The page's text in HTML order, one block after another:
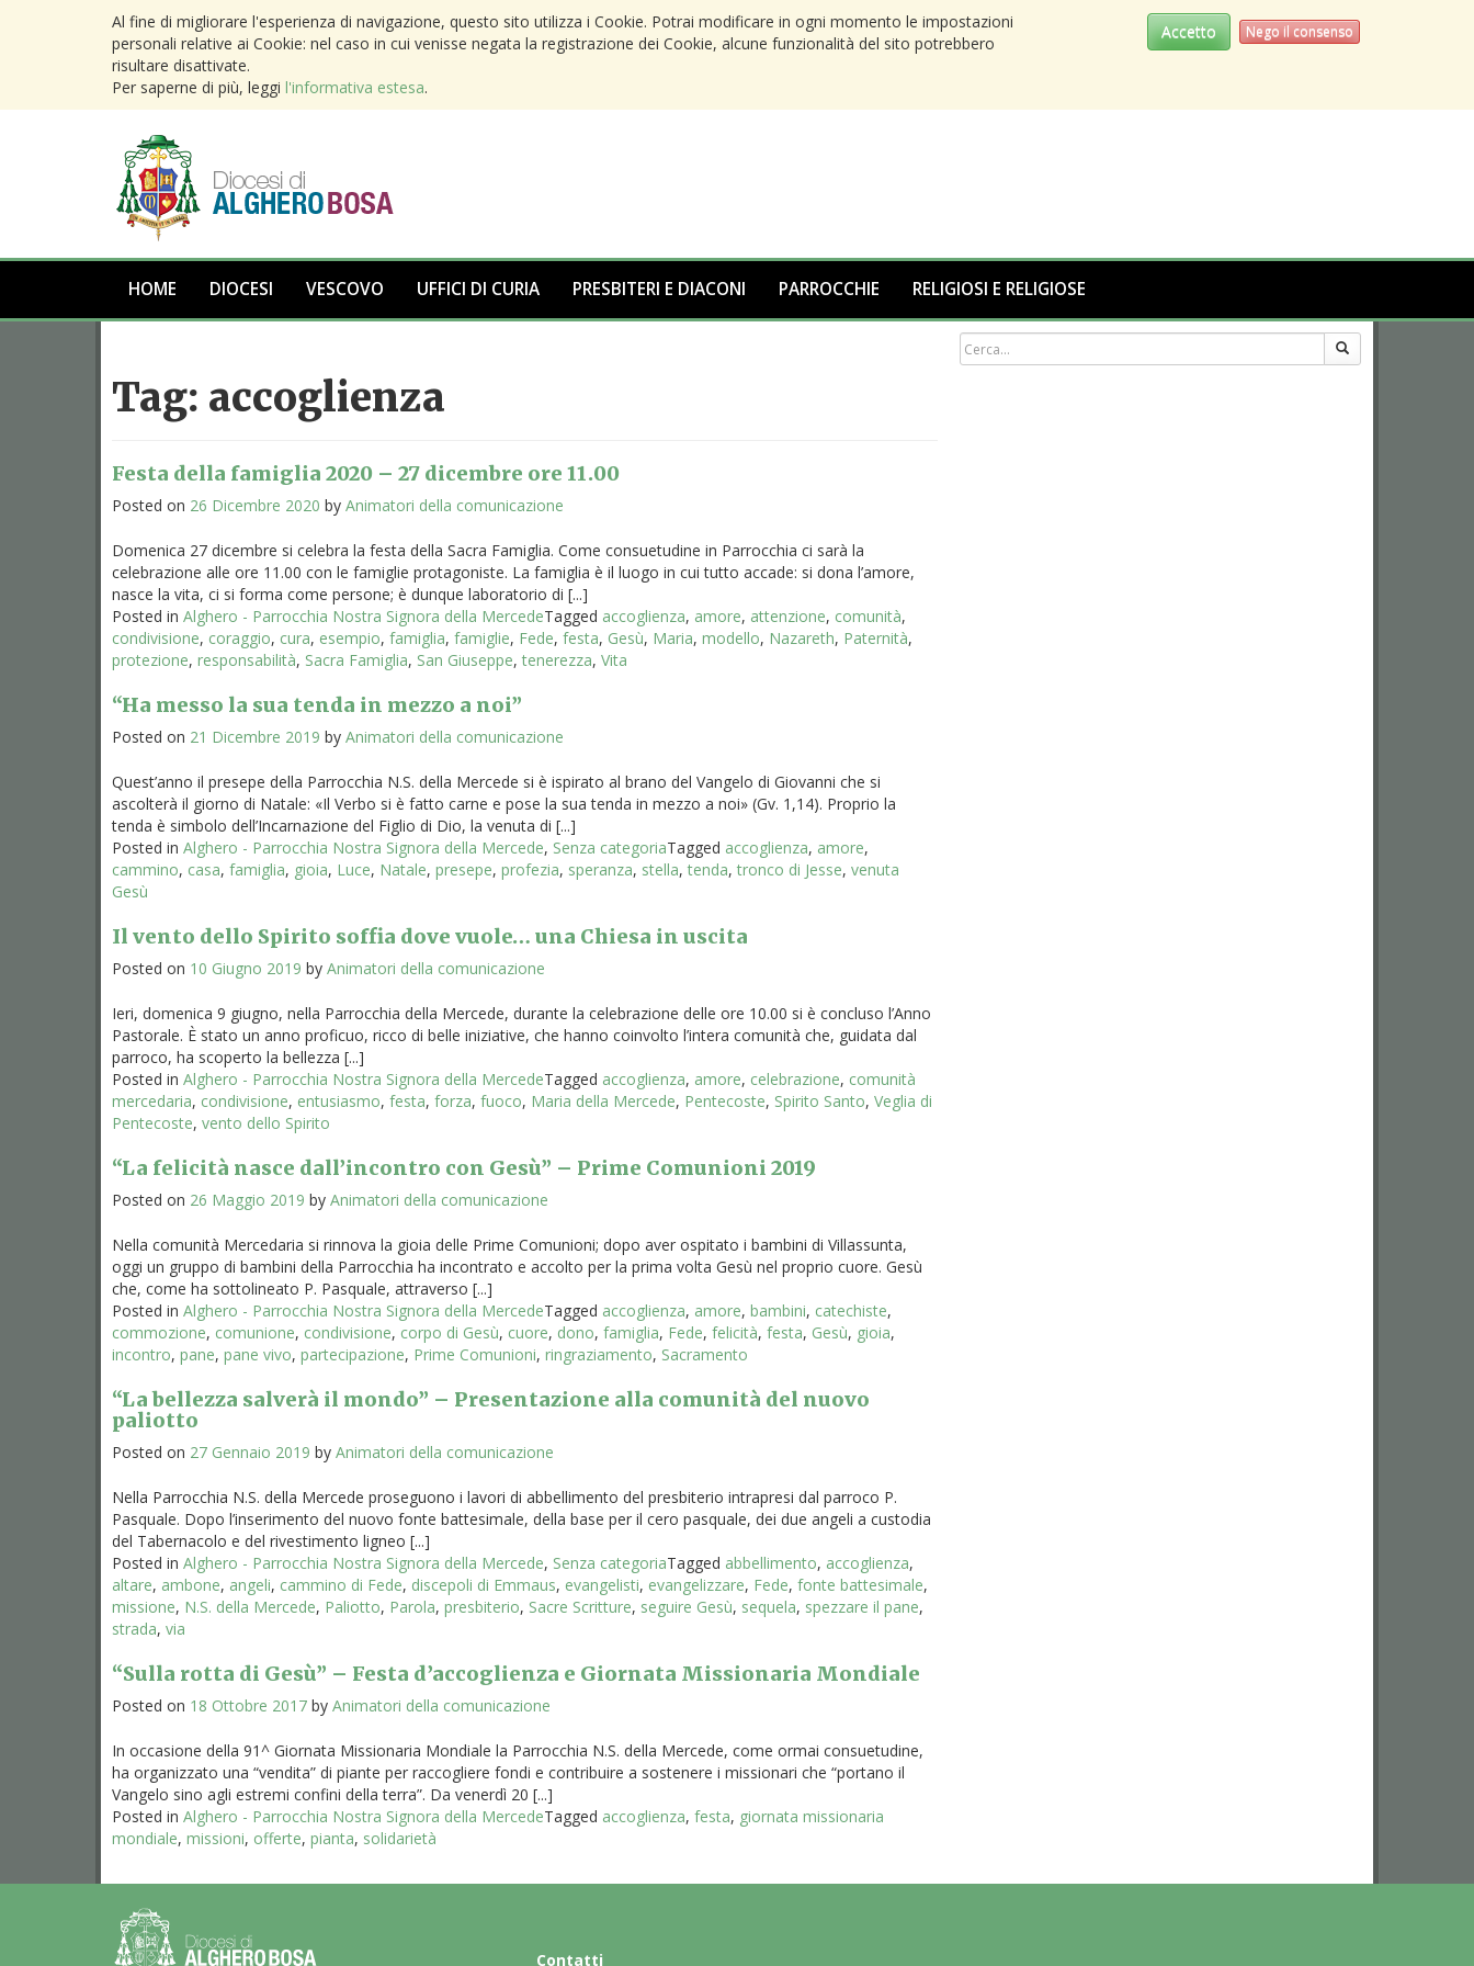
Al fine di migliorare l'esperienza di navigazione, questo sito utilizza i Cookie. Potrai modificare in ogni momento le impostazioni
personali relative ai Cookie: nel caso in cui venisse negata la registrazione dei Cookie, alcune funzionalità del sito potrebbero
risultare disattivate.
Per saperne di più, leggi l'informativa estesa.
Accetto Nego il consenso
HOME DIOCESI VESCOVO UFFICI DI CURIA PRESBITERI E DIACONI PARROCCHIE RELIGIOSI E RELIGIOSE
Tag: accoglienza
Festa della famiglia 2020 – 27 dicembre ore 11.00
Posted on 26 Dicembre 2020 by Animatori della comunicazione
Domenica 27 dicembre si celebra la festa della Sacra Famiglia. Come consuetudine in Parrocchia ci sarà la
celebrazione alle ore 11.00 con le famiglie protagoniste. La famiglia è il luogo in cui tutto accade: si dona l’amore,
nasce la vita, ci si forma come persone; è dunque laboratorio di [...]
Posted in Alghero - Parrocchia Nostra Signora della MercedeTagged accoglienza, amore, attenzione, comunità,
condivisione, coraggio, cura, esempio, famiglia, famiglie, Fede, festa, Gesù, Maria, modello, Nazareth, Paternità,
protezione, responsabilità, Sacra Famiglia, San Giuseppe,tenerezza, Vita
“Ha messo la sua tenda in mezzo a noi”
Posted on 21 Dicembre 2019 by Animatori della comunicazione
Quest’anno il presepe della Parrocchia N.S. della Mercede si è ispirato al brano del Vangelo di Giovanni che si
ascolterà il giorno di Natale: «Il Verbo si è fatto carne e pose la sua tenda in mezzo a noi» (Gv. 1,14). Proprio la
tenda è simbolo dell’Incarnazione del Figlio di Dio, la venuta di [...]
Posted in Alghero - Parrocchia Nostra Signora della Mercede, Senza categoriaTagged accoglienza, amore,
cammino, casa, famiglia, gioia, Luce, Natale, presepe, profezia, speranza, stella,tenda,tronco di Jesse, venuta
Gesù
Il vento dello Spirito soffia dove vuole… una Chiesa in uscita
Posted on 10 Giugno 2019 by Animatori della comunicazione
Ieri, domenica 9 giugno, nella Parrocchia della Mercede, durante la celebrazione delle ore 10.00 si è concluso l’Anno
Pastorale. È stato un anno proficuo, ricco di belle iniziative, che hanno coinvolto l’intera comunità che, guidata dal
parroco, ha scoperto la bellezza [...]
Posted in Alghero - Parrocchia Nostra Signora della MercedeTagged accoglienza, amore, celebrazione, comunità
mercedaria, condivisione, entusiasmo, festa, forza, fuoco, Maria della Mercede, Pentecoste, Spirito Santo, Veglia di
Pentecoste, vento dello Spirito
“La felicità nasce dall’incontro con Gesù” – Prime Comunioni 2019
Posted on 26 Maggio 2019 by Animatori della comunicazione
Nella comunità Mercedaria si rinnova la gioia delle Prime Comunioni; dopo aver ospitato i bambini di Villassunta,
oggi un gruppo di bambini della Parrocchia ha incontrato e accolto per la prima volta Gesù nel proprio cuore. Gesù
che, come ha sottolineato P. Pasquale, attraverso [...]
Posted in Alghero - Parrocchia Nostra Signora della MercedeTagged accoglienza, amore, bambini, catechiste,
commozione, comunione, condivisione, corpo di Gesù, cuore, dono, famiglia, Fede, felicità, festa, Gesù, gioia,
incontro, pane, pane vivo, partecipazione, Prime Comunioni, ringraziamento, Sacramento
“La bellezza salverà il mondo” – Presentazione alla comunità del nuovo
paliotto
Posted on 27 Gennaio 2019 by Animatori della comunicazione
Nella Parrocchia N.S. della Mercede proseguono i lavori di abbellimento del presbiterio intrapresi dal parroco P.
Pasquale. Dopo l’inserimento del nuovo fonte battesimale, della base per il cero pasquale, dei due angeli a custodia
del Tabernacolo e del rivestimento ligneo [...]
Posted in Alghero - Parrocchia Nostra Signora della Mercede, Senza categoriaTagged abbellimento, accoglienza,
altare, ambone, angeli, cammino di Fede, discepoli di Emmaus, evangelisti, evangelizzare, Fede, fonte battesimale,
missione, N.S. della Mercede, Paliotto, Parola, presbiterio, Sacre Scritture, seguire Gesù, sequela, spezzare il pane,
strada, via
“Sulla rotta di Gesù” – Festa d’accoglienza e Giornata Missionaria Mondiale
Posted on 18 Ottobre 2017 by Animatori della comunicazione
In occasione della 91^ Giornata Missionaria Mondiale la Parrocchia N.S. della Mercede, come ormai consuetudine,
ha organizzato una “vendita” di piante per raccogliere fondi e contribuire a sostenere i missionari che “portano il
Vangelo sino agli estremi confini della terra”. Da venerdì 20 [...]
Posted in Alghero - Parrocchia Nostra Signora della MercedeTagged accoglienza, festa, giornata missionaria
mondiale, missioni, offerte, pianta, solidarietà
Contatti